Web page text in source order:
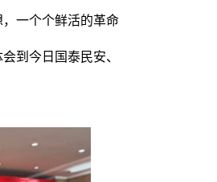
一个个鲜活的革命
到今日国泰民安、